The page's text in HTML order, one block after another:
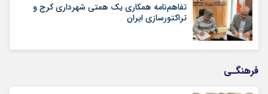
تفاهم‌نامه همکاری یک همتی شهرداری کرج و
تراکتورسازی ایران
فرهنگـی